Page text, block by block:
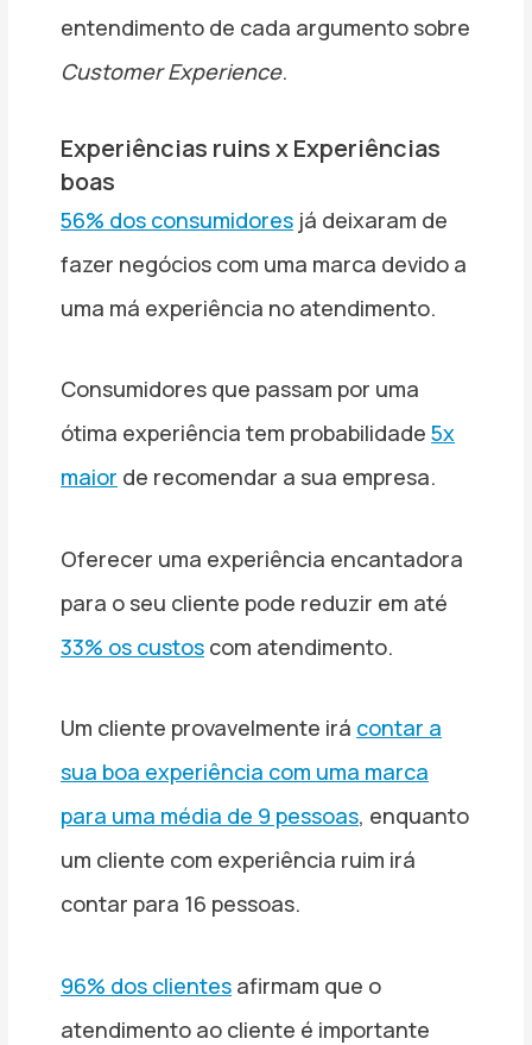
entendimento de cada argumento sobre
Customer Experience.
Experiências ruins x Experiências
boas
56% dos consumidores já deixaram de
fazer negócios com uma marca devido a
uma má experiência no atendimento.
Consumidores que passam por uma
ótima experiência tem probabilidade5x
maior de recomendar a sua empresa.
Oferecer uma experiência encantadora
para o seu cliente pode reduzir em até
33% os custos com atendimento.
Um cliente provavelmente irá contar a
sua boa experiência com uma marca
para uma média de 9 pessoas, enquanto
um cliente com experiência ruim irá
contar para 16 pessoas.
96% dos clientes afirmam que o
atendimento ao cliente é importante